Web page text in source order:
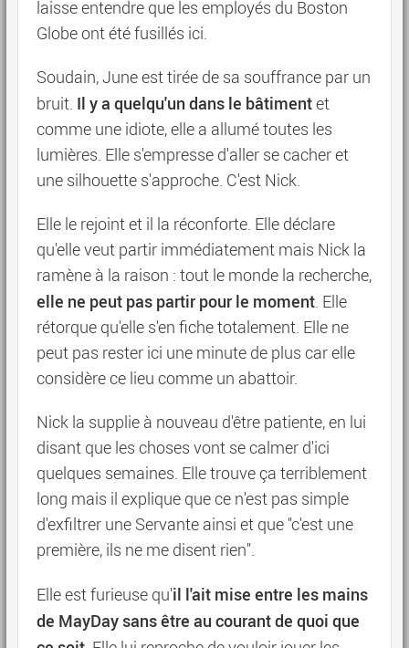
laisse entendre que les employés du Boston
Globe ont été fusillés ici.
Soudain, June est tirée de sa souffrance par un
bruit. Il y a quelqu'un dans le bâtimentet
comme une idiote, elle a allumé toutes les
lumières. Elle s'empresse d'aller se cacher et
une silhouette s'approche. C'est Nick.
Elle le rejoint et il la réconforte. Elle déclare
qu'elle veut partir immédiatement mais Nick la
ramène à la raison : tout le monde la recherche,
elle ne peut pas partir pour le moment. Elle
rétorque qu'elle s'en fiche totalement. Elle ne
peut pas rester ici une minute de plus car elle
considère ce lieu comme un abattoir.
Nick la supplie à nouveau d'être patiente, en lui
disant que les choses vont se calmer d'ici
quelques semaines. Elle trouve ça terriblement
long mais il explique que ce n'est pas simple
d'exfiltrer une Servante ainsi et que "c'est une
première, ils ne me disent rien".
Elle est furieuse qu'il l'ait mise entre les mains
de MayDay sans être au courant de quoi que